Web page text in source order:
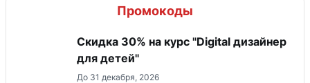
Промокоды
Скидка 30% на курс "Digital дизайнер
для детей"
До 31 декабря, 2026